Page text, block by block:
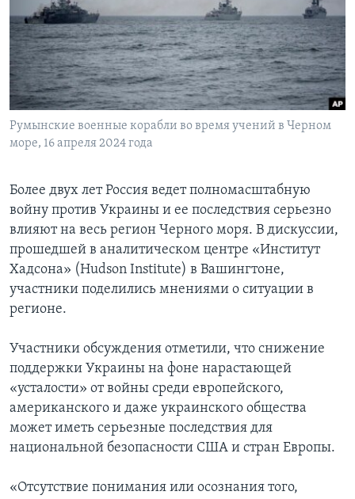
Learning English
СОЦИАЛЬНЫЕ СЕТИ
Языки
Румынские военные корабли во время учений в Черном
море, 16 апреля 2024 года
Более двух лет Россия ведет полномасштабную
войну против Украины и ее последствия серьезно
влияют на весь регион Черного моря. В дискуссии,
прошедшей в аналитическом центре «Институт
Хадсона» (Hudson Institute) в Вашингтоне,
участники поделились мнениями о ситуации в
регионе.
Участники обсуждения отметили, что снижение
поддержки Украины на фоне нарастающей
«усталости» от войны среди европейского,
американского и даже украинского общества
может иметь серьезные последствия для
национальной безопасности США и стран Европы.
«Отсутствие понимания или осознания того,